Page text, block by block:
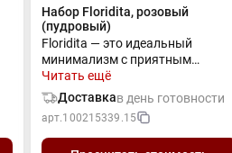
Набор Floridita, розовый
(пудровый)
Floridita — это идеальный
минимализм с приятным
романтическим флером. С
небольшой изящной
косметичкой под рукой можно в
любой момент поухаживать за
собой, смарт-бутылка позволит
Читать ещё
Доставкав день готовности
арт.100215339.15